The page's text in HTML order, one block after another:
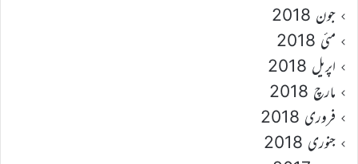
جون 2018
مئی 2018
اپریل 2018
مارچ 2018
فروری 2018
جنوری 2018